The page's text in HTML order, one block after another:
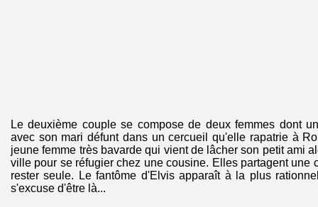
Le deuxième couple se compose de deux femmes dont
avec son mari défunt dans un cercueil qu'elle rapatrie à
jeune femme très bavarde qui vient de lâcher son petit ami
ville pour se réfugier chez une cousine. Elles partagent une
rester seule. Le fantôme d'Elvis apparaît à la plus
s'excuse d'être là...